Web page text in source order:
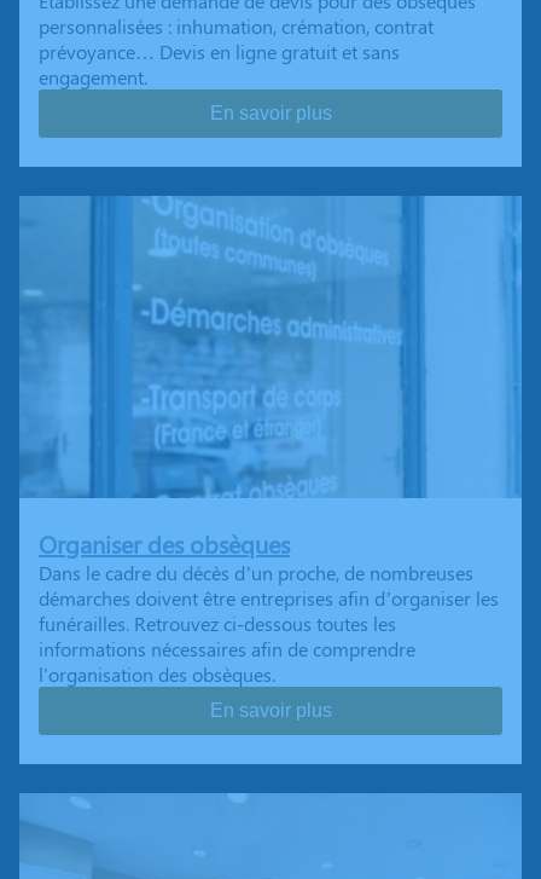
personnalisées : inhumation, crémation, contrat
prévoyance… Devis en ligne gratuit et sans
engagement.
En savoir plus
Organiser des obsèques
Dans le cadre du décès d’un proche, de nombreuses
démarches doivent être entreprises afin d’organiser les
funérailles. Retrouvez ci-dessous toutes les
informations nécessaires afin de comprendre
l'organisation des obsèques.
En savoir plus